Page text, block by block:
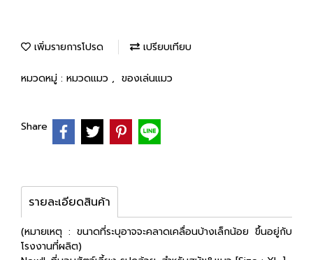
เพิ่มรายการโปรด เปรียบเทียบ
หมวดหมู่ : หมวดแมว , ของเล่นแมว
Share
รายละเอียดสินค้า
(หมายเหตุ : ขนาดที่ระบุอาจจะคลาดเคลื่อนบ้างเล็กน้อย ขึ้นอยู่กับ
โรงงานที่ผลิต)